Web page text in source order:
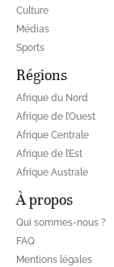
Culture
Médias
Sports
Régions
Afrique du Nord
Afrique de l’Ouest
Afrique Centrale
Afrique de l’Est
Afrique Australe
À propos
Qui sommes-nous ?
FAQ
Mentions légales